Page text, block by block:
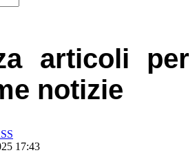
articoli per
notizie
17:43